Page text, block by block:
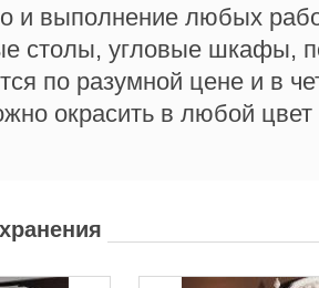
и выполнение любых
столы, угловые шкафы,
по разумной цене и в
окрасить в любой